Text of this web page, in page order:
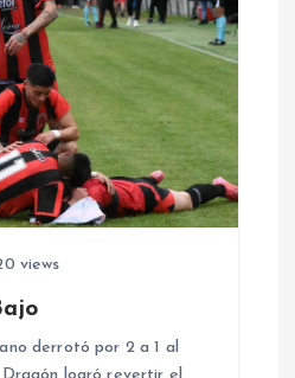
views
derrotó por 2 a 1 al